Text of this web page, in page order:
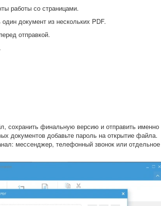
работы со страницами.
документ из нескольких PDF.
отправкой.
сохранить финальную версию и отправить именно
документов добавьте пароль на открытие файла.
мессенджер, телефонный звонок или отдельное